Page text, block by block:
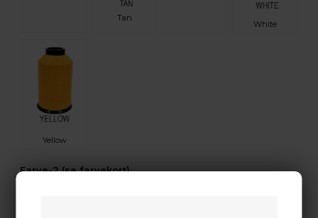
Tan
White
Yellow
Farve-2 (se farvekort)